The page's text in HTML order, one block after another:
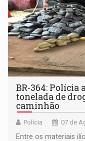
BR-364: Polícia
tonelada de
caminhão
Polícia 07 de
Entre os materiais